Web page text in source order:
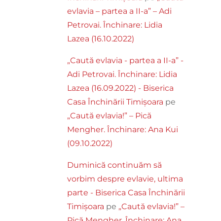
evlavia – partea a II-a” – Adi
Petrovai. Închinare: Lidia
Lazea (16.10.2022)
„Caută evlavia - partea a II-a” -
Adi Petrovai. Închinare: Lidia
Lazea (16.09.2022) - Biserica
Casa Închinării Timișoara pe
„Caută evlavia!” – Pică
Mengher. Închinare: Ana Kui
(09.10.2022)
Duminică continuăm să
vorbim despre evlavie, ultima
parte - Biserica Casa Închinării
Timișoara pe „Caută evlavia!” –